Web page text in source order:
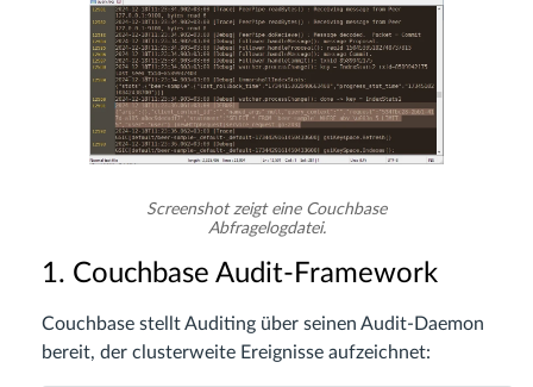
Screenshot zeigt eine Couchbase
Abfragelogdatei.
1. Couchbase Audit-Framework
Couchbase stellt Auditing über seinen Audit-Daemon
bereit, der clusterweite Ereignisse aufzeichnet: